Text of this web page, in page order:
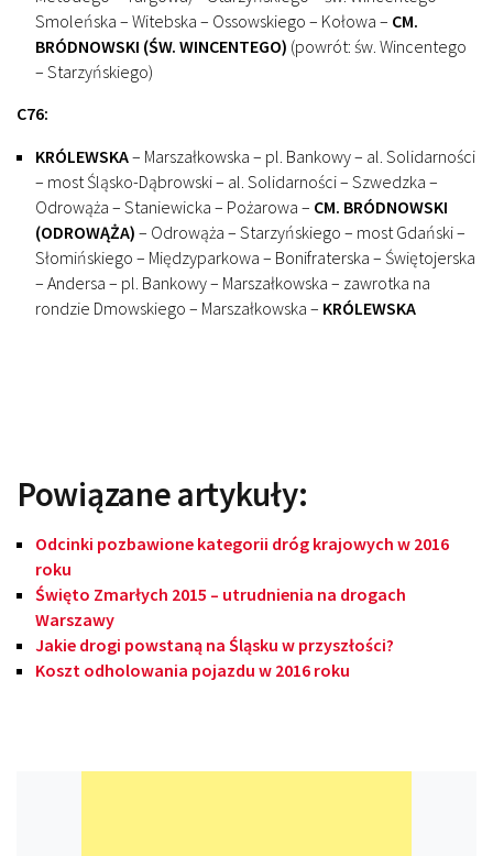
Smoleńska – Witebska – Ossowskiego – Kołowa – CM.
BRÓDNOWSKI (ŚW. WINCENTEGO) (powrót: św. Wincentego
– Starzyńskiego)
C76:
KRÓLEWSKA– Marszałkowska – pl. Bankowy – al. Solidarności
– most Śląsko-Dąbrowski – al. Solidarności – Szwedzka –
Odrowąża – Staniewicka – Pożarowa – CM. BRÓDNOWSKI
(ODROWĄŻA) – Odrowąża – Starzyńskiego – most Gdański –
Słomińskiego – Międzyparkowa – Bonifraterska – Świętojerska
– Andersa – pl. Bankowy – Marszałkowska – zawrotka na
rondzie Dmowskiego – Marszałkowska – KRÓLEWSKA
Powiązane artykuły:
Odcinki pozbawione kategorii dróg krajowych w 2016
roku
Święto Zmarłych 2015 – utrudnienia na drogach
Warszawy
Jakie drogi powstaną na Śląsku w przyszłości?
Koszt odholowania pojazdu w 2016 roku